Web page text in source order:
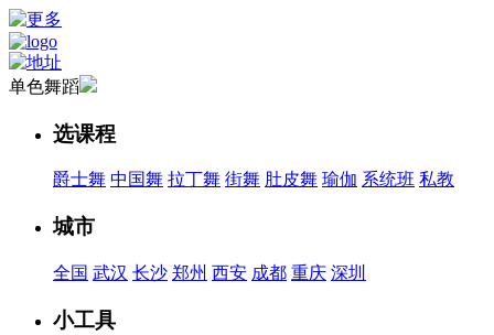
单色舞蹈
选课程
爵士舞 中国舞 拉丁舞 街舞 肚皮舞 瑜伽 系统班 私教
城市
全国 武汉 长沙 郑州 西安 成都 重庆 深圳
小工具